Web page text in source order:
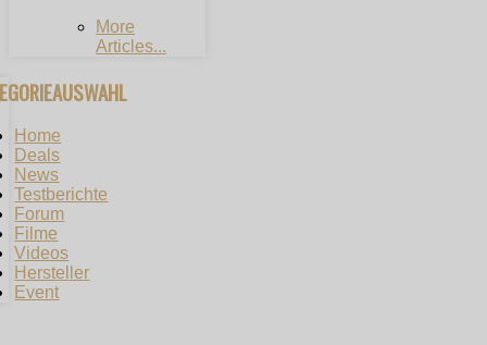
More
Articles...
Home
Deals
News
Testberichte
Forum
Filme
Videos
Hersteller
Event